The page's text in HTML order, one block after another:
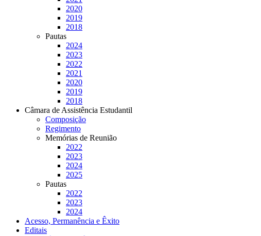
2020
2019
2018
Pautas
2024
2023
2022
2021
2020
2019
2018
Câmara de Assistência Estudantil
Composição
Regimento
Memórias de Reunião
2022
2023
2024
2025
Pautas
2022
2023
2024
Acesso, Permanência e Êxito
Editais